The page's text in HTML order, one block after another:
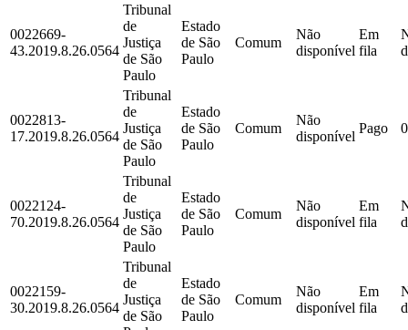
0022669-
43.2019.8.26.0564
Tribunal
de
Justiça
de São
Paulo
Estado
de São
Paulo
Comum
Não
disponível
Em
fila
0022813-
17.2019.8.26.0564
Tribunal
de
Justiça
de São
Paulo
Estado
de São
Paulo
Comum
Não
disponível
Pago
0022124-
70.2019.8.26.0564
Tribunal
de
Justiça
de São
Paulo
Estado
de São
Paulo
Comum
Não
disponível
Em
fila
0022159-
30.2019.8.26.0564
Tribunal
de
Justiça
de São
Estado
de São
Paulo
Comum
Não
disponível
Em
fila